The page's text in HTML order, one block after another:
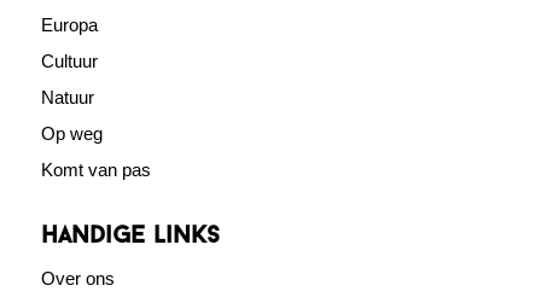
Europa
Cultuur
Natuur
Op weg
Komt van pas
Handige links
Over ons